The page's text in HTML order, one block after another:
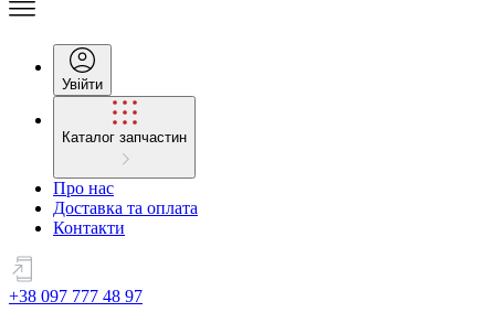
Увійти
Каталог запчастин
Про нас
Доставка та оплата
Контакти
+38 097 777 48 97